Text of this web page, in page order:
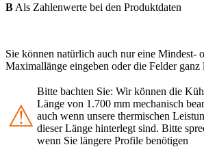
B Als Zahlenwerte bei den Produktdaten
Sie können natürlich auch nur eine Mindest-
Maximallänge eingeben oder die Felder ganz
⚠
Bitte bachten Sie: Wir können die
Länge von 1.700 mm mechanisch
auch wenn unsere thermischen
dieser Länge hinterlegt sind. Bitte
wenn Sie längere Profile benötigen